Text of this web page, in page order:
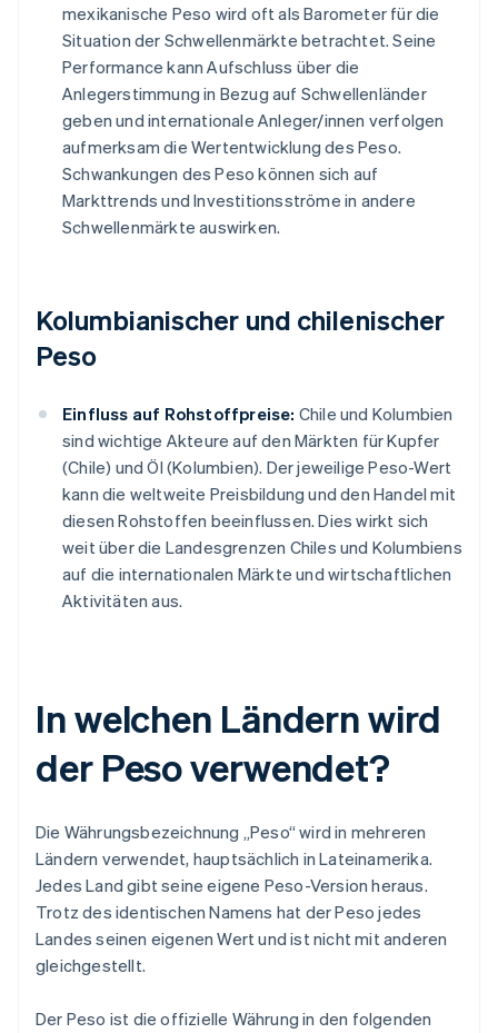
mexikanische Peso wird oft als Barometer für die
Situation der Schwellenmärkte betrachtet. Seine
Performance kann Aufschluss über die
Anlegerstimmung in Bezug auf Schwellenländer
geben und internationale Anleger/innen verfolgen
aufmerksam die Wertentwicklung des Peso.
Schwankungen des Peso können sich auf
Markttrends und Investitionsströme in andere
Schwellenmärkte auswirken.
Kolumbianischer und chilenischer
Peso
Einfluss auf Rohstoffpreise: Chile und Kolumbien
sind wichtige Akteure auf den Märkten für Kupfer
(Chile) und Öl (Kolumbien). Der jeweilige Peso-Wert
kann die weltweite Preisbildung und den Handel mit
diesen Rohstoffen beeinflussen. Dies wirkt sich
weit über die Landesgrenzen Chiles und Kolumbiens
auf die internationalen Märkte und wirtschaftlichen
Aktivitäten aus.
In welchen Ländern wird
der Peso verwendet?
Die Währungsbezeichnung „Peso“ wird in mehreren
Ländern verwendet, hauptsächlich in Lateinamerika.
Jedes Land gibt seine eigene Peso-Version heraus.
Trotz des identischen Namens hat der Peso jedes
Landes seinen eigenen Wert und ist nicht mit anderen
gleichgestellt.
Der Peso ist die offizielle Währung in den folgenden